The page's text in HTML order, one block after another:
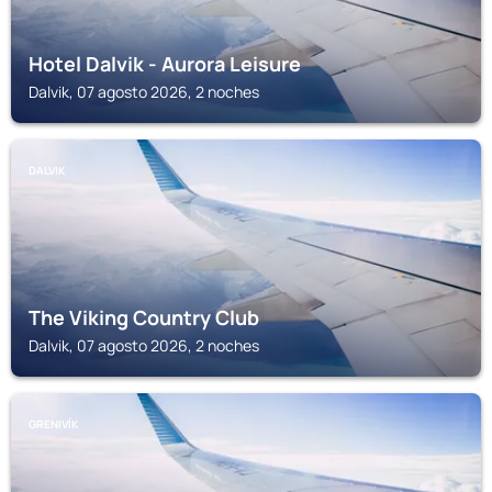
Hotel Dalvik - Aurora Leisure
Dalvik, 07 agosto 2026, 2 noches
DALVIK
The Viking Country Club
Dalvik, 07 agosto 2026, 2 noches
GRENIVÍK